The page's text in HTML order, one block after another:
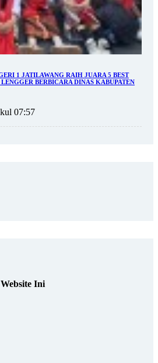
1 JATILAWANG RAIH JUARA 5 BEST
BERBICARA DINAS KABUPATEN
07:57
Ini